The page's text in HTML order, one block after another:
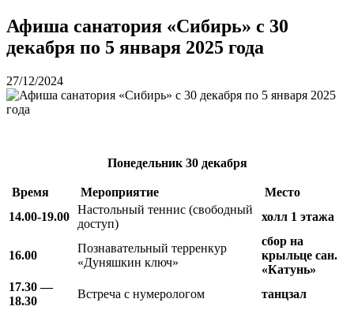
Афиша санатория «Сибирь» с 30
декабря по 5 января 2025 года
27/12/2024
Понедельник 30 декабря
Время Мероприятие
Место
14.00-19.00
Настольный теннис (свободный
доступ)
холл 1 этажа
16.00
Познавательный терренкур
«Дуняшкин ключ»
сбор на
крыльце сан.
«Катунь»
17.30 —
18.30
Встреча с нумерологом
танцзал